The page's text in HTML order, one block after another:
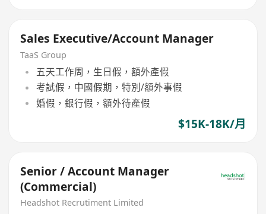
Sales Executive/Account Manager
TaaS Group
五天工作周，生日假，額外產假
考試假，中國假期，特別/額外事假
婚假，銀行假，額外待產假
$15K-18K/月
Senior / Account Manager
(Commercial)
Headshot Recrutiment Limited